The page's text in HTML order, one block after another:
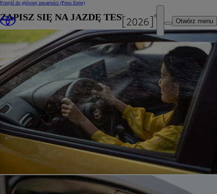
Przejdź do głównej zawartości (Press Enter)
Otwórz menu
ZAPISZ SIĘ NA JAZDĘ TESTOWĄ